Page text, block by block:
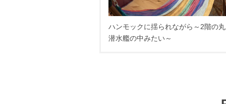
ハンモックに揺られながら～2階の
潜水艦の中みたい～